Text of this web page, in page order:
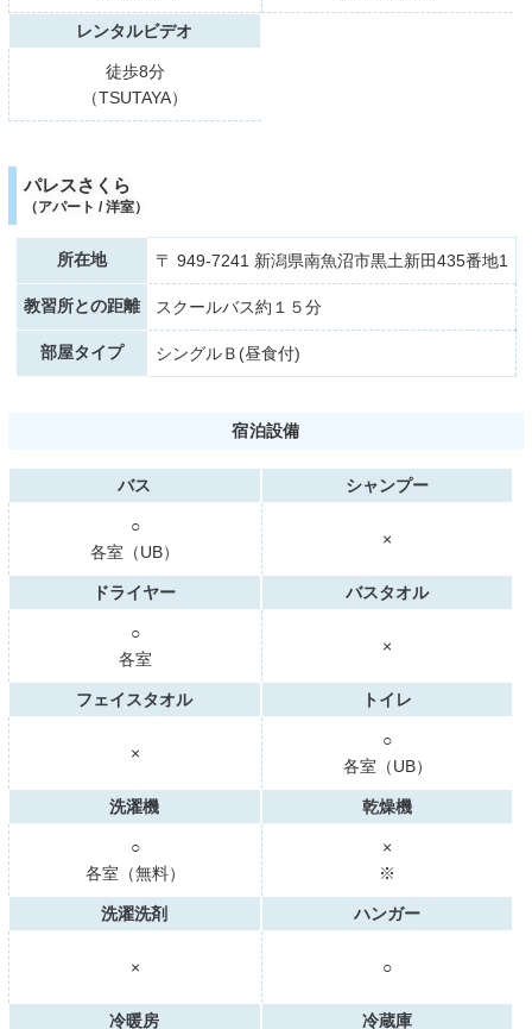
レンタルビデオ
徒歩8分
（TSUTAYA）
パレスさくら
（アパート / 洋室）
所在地 〒 949-7241 新潟県南魚沼市黒土新田435番地1
教習所との距離 スクールバス約１５分
部屋タイプ シングルＢ(昼食付)
宿泊設備
バス
○
各室（UB）
シャンプー
×
ドライヤー
○
各室
バスタオル
×
フェイスタオル
×
トイレ
○
各室（UB）
洗濯機
○
各室（無料）
乾燥機
×
※
洗濯洗剤
×
ハンガー
○
冷暖房 冷蔵庫